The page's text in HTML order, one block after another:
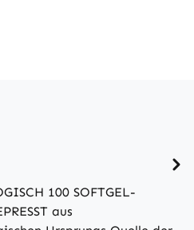
100 SOFTGEL-
aus